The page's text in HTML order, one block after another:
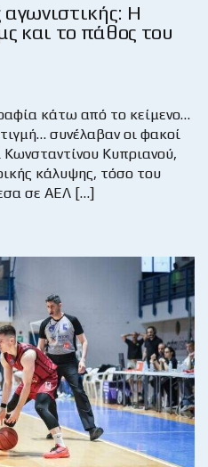
αγωνιστικής: Η
και το πάθος του
κάτω από το κείμενο…
συνέλαβαν οι φακοί
Κυπριανού,
κάλυψης, τόσο του
σε ΑΕΛ […]